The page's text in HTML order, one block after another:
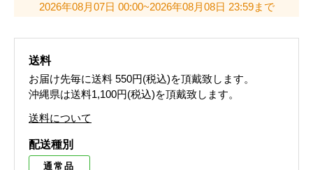
2026年08月07日 00:00~2026年08月08日 23:59まで
送料
お届け先毎に送料 550円(税込)を頂戴致します。
沖縄県は送料1,100円(税込)を頂戴致します。
送料について
配送種別
通常品